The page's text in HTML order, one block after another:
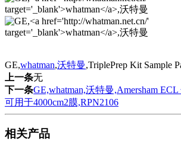
GE, whatman 沃特曼 ,TriplePrep Kit Sample
上一条无
下一条GE,whatman,沃特曼,Amersham
可用于4000cm2膜,RPN2106
相关产品